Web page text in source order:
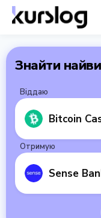
Знайти
Віддаю
Bitcoin
Отримую
Sense